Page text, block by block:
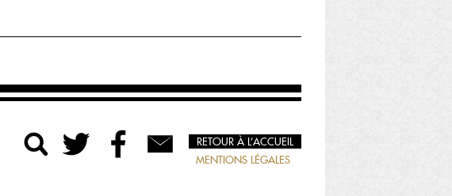
RETOUR À L’ACCUEIL
MENTIONS LÉGALES